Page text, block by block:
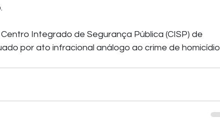
por ato infracional análogo ao crime de homicídio